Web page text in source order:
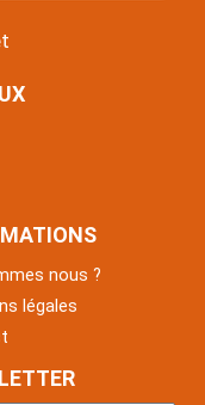
nous ?
légales